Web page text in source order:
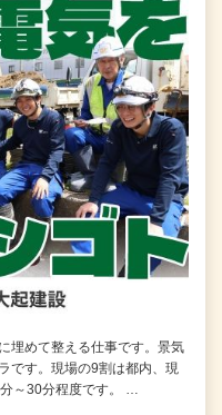
埋めて整える仕事です。景気
です。現場の9割は都内、現
～30分程度です。 …